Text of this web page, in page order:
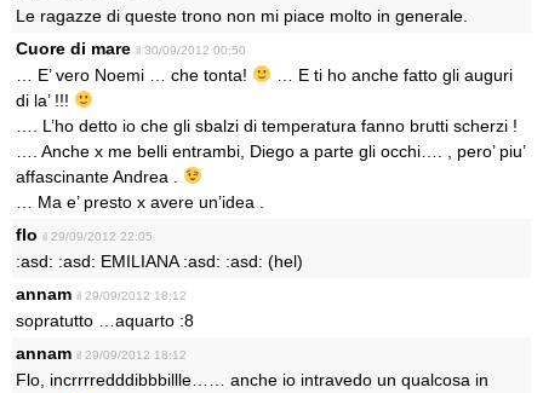
Le ragazze di queste trono non mi piace molto in generale.
Cuore di mare il 30/09/2012 00:50
… E’ vero Noemi … che tonta!
… E ti ho anche fatto gli auguri
di la’ !!!
…. L’ho detto io che gli sbalzi di temperatura fanno brutti scherzi !
…. Anche x me belli entrambi, Diego a parte gli occhi…. , pero’ piu’
affascinante Andrea .
… Ma e’ presto x avere un’idea .
flo il 29/09/2012 22:05
:asd: :asd: EMILIANA :asd: :asd: (hel)
annam il 29/09/2012 18:12
sopratutto …aquarto :8
annam il 29/09/2012 18:12
Flo, incrrrredddibbbillle…… anche io intravedo un qualcosa in